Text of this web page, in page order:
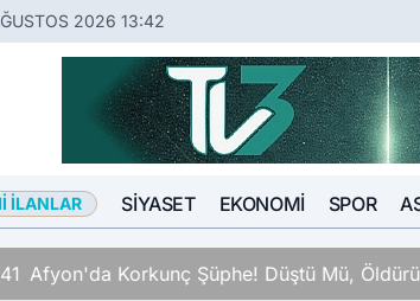
2026 13:42
İLANLAR SIYASET EKONOMI SPOR
Şüphe! Düştü Mü, Öldürüldü Mü!